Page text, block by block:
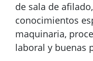
de sala de
conocimientos
maquinaria,
laboral y buenas